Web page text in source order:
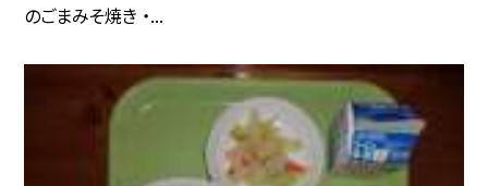
のごまみそ焼き ・...